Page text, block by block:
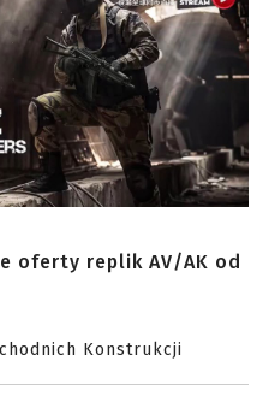
oferty replik AV/AK od
Konstrukcji